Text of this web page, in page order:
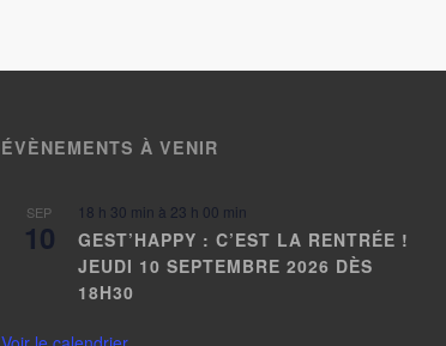
ÉVÈNEMENTS À VENIR
SEP
10
18 h 30 min à 23 h 00 min
GEST’HAPPY : C’EST LA RENTRÉE !
JEUDI 10 SEPTEMBRE 2026 DÈS
18H30